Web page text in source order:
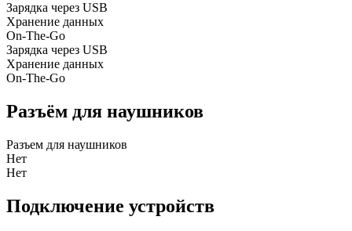
Зарядка через USB
Хранение данных
On-The-Go
Зарядка через USB
Хранение данных
On-The-Go
Разъём для наушников
Разъем для наушников
Нет
Нет
Подключение устройств